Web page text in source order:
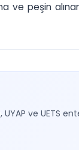
ve peşin
UYAP ve UETS